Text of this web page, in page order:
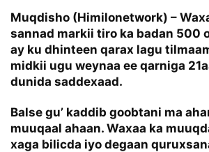
Muqdisho (Himilonetwork) –
sannad markii tiro ka badan 500
ay ku dhinteen qarax lagu
midkii ugu weynaa ee qarniga
dunida saddexaad.
Balse gu’ kaddib goobtani ma
muuqaal ahaan. Waxaa ka
xaga bilicda iyo degaan